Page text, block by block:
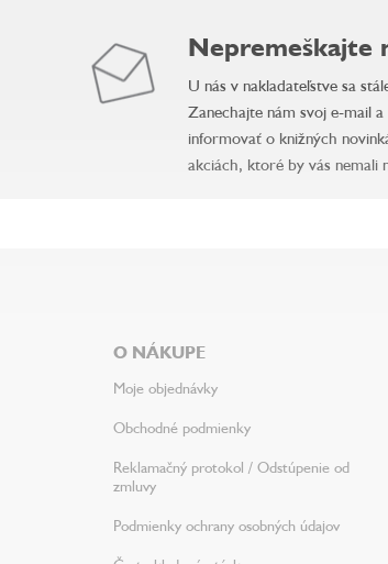
Nepremeškajte
U nás v nakladateľstve sa
Zanechajte nám svoj e-mail
informovať o knižných
akciách, ktoré by vás nemali
O NÁKUPE
Moje objednávky
Obchodné podmienky
Reklamačný protokol / Odstúpenie od
zmluvy
Podmienky ochrany osobných údajov